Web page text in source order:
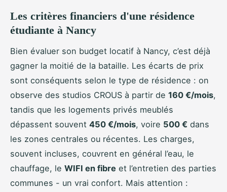
Les critères financiers d'une résidence
étudiante à Nancy
Bien évaluer son budget locatif à Nancy, c’est déjà
gagner la moitié de la bataille. Les écarts de prix
sont conséquents selon le type de résidence : on
observe des studios CROUS à partir de 160 €/mois,
tandis que les logements privés meublés
dépassent souvent 450 €/mois, voire 500 € dans
les zones centrales ou récentes. Les charges,
souvent incluses, couvrent en général l’eau, le
chauffage, le WIFI en fibre et l’entretien des parties
communes - un vrai confort. Mais attention :